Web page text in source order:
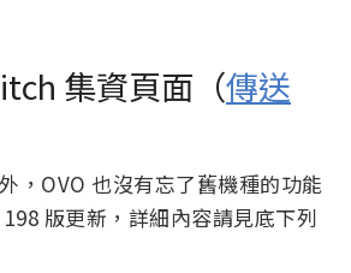
集資頁面（傳送
，OVO 也沒有忘了舊機種的功能
版更新，詳細內容請見底下列